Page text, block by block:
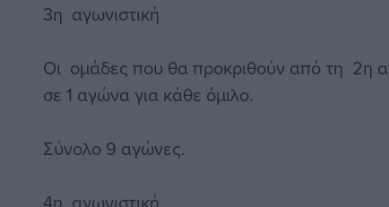
3η αγωνιστική
Οι ομάδες που θα προκριθούν από τη 2η
σε 1 αγώνα για κάθε όμιλο.
Σύνολο 9 αγώνες.